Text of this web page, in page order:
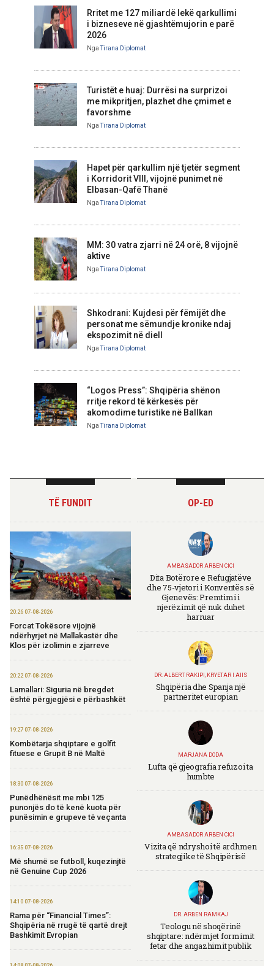
Rritet me 127 miliardë lekë qarkullimi
i bizneseve në gjashtëmujorin e parë
2026
NgaTirana Diplomat
Turistët e huaj: Durrësi na surprizoi
me mikpritjen, plazhet dhe çmimet e
favorshme
NgaTirana Diplomat
Hapet për qarkullim një tjetër segment
i Korridorit VIII, vijojnë punimet në
Elbasan-Qafë Thanë
NgaTirana Diplomat
MM: 30 vatra zjarri në 24 orë, 8 vijojnë
aktive
NgaTirana Diplomat
Shkodrani: Kujdesi për fëmijët dhe
personat me sëmundje kronike ndaj
ekspozimit në diell
NgaTirana Diplomat
“Logos Press”: Shqipëria shënon
rritje rekord të kërkesës për
akomodime turistike në Ballkan
NgaTirana Diplomat
TË FUNDIT
20:26 07-08-2026
Forcat Tokësore vijojnë
ndërhyrjet në Mallakastër dhe
Klos për izolimin e zjarreve
20:22 07-08-2026
Lamallari: Siguria në bregdet
është përgjegjësi e përbashkët
19:27 07-08-2026
Kombëtarja shqiptare e golfit
fituese e Grupit B në Maltë
18:30 07-08-2026
Punëdhënësit me mbi 125
punonjës do të kenë kuota për
punësimin e grupeve të veçanta
16:35 07-08-2026
Më shumë se futboll, kuqezinjtë
në Genuine Cup 2026
14:10 07-08-2026
Rama për “Financial Times”:
Shqipëria në rrugë të qartë drejt
Bashkimit Evropian
OP-ED
AMBASADOR ARBEN CICI
Dita Botërore e Refugjatëve
dhe 75-vjetori i Konventës së
Gjenevës: Premtimi i
njerëzimit që nuk duhet
harruar
DR. ALBERT RAKIPI, KRYETAR I AIIS
Shqipëria dhe Spanja një
partneritet europian
MARJANA DODA
Lufta që gjeografia refuzoi ta
humbte
AMBASADOR ARBEN CICI
Vizita që ndryshoi të ardhmen
strategjike të Shqipërisë
DR. ARBEN RAMKAJ
Teologu në shoqërinë
shqiptare: ndërmjet formimit
fetar dhe angazhimit publik